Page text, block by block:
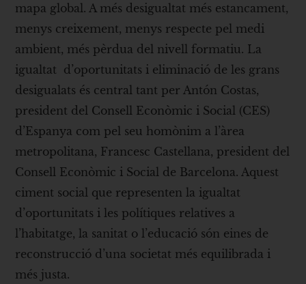
mapa global. A més desigualtat més estancament,
menys creixement, menys respecte pel medi
ambient, més pèrdua del nivell formatiu. La
igualtat d’oportunitats i eliminació de les grans
desigualats és central tant per Antón Costas,
president del Consell Econòmic i Social (CES)
d’Espanya com pel seu homònim a l’àrea
metropolitana, Francesc Castellana, president del
Consell Econòmic i Social de Barcelona. Aquest
ciment social que representen la igualtat
d’oportunitats i les polítiques relatives a
l’habitatge, la sanitat o l’educació són eines de
reconstrucció d’una societat més equilibrada i
més justa.